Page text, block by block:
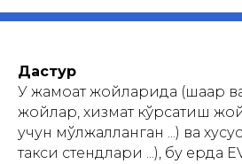
Дастур
У жамоат жойларида (шаҳар
жойлар, хизмат кўрсатиш
учун мўлжалланган ...) ва
такси стендлари ...), бу ерда